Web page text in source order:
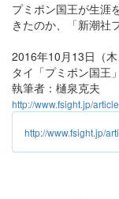
プミポン国王が生涯
きたのか、「新潮社
2016年10月13日（
タイ「プミポン国王
執筆者：樋泉克夫
http://www.fsight.jp/
http://www.fsight.jp/